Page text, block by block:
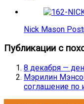
Nick Mason
Публикации с
8 декабря —
Мэрилин
соглашение по